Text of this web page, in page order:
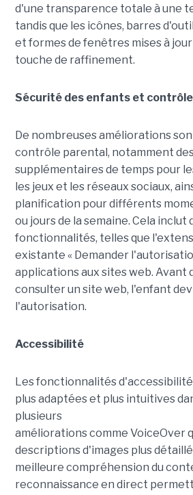
d'une transparence totale à une
tandis que les icônes, barres
et formes de fenêtres mises à
touche de raffinement.
Sécurité des enfants et
De nombreuses améliorations
contrôle parental, notamment
supplémentaires de temps pour
les jeux et les réseaux sociaux,
planification pour différents
ou jours de la semaine. Cela inclut
fonctionnalités, telles que
existante « Demander
applications aux sites web. Avant
consulter un site web, l'enfant
l'autorisation.
Accessibilité
Les fonctionnalités
plus adaptées et plus intuitives
plusieurs
améliorations comme VoiceOver
descriptions d'images plus
meilleure compréhension du
reconnaissance en direct